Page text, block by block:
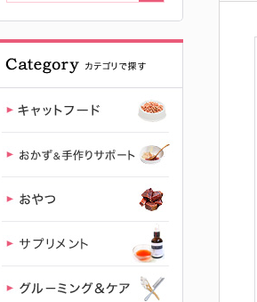
限定品】ツ
イスト･ボー
ルトラック |
プレミアム
キャットフ
ード専門店
「たまのお